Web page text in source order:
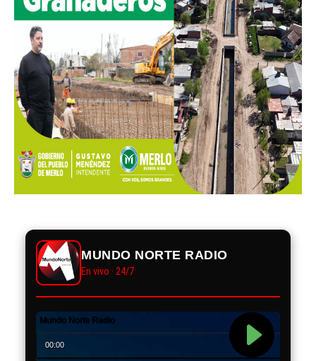
MUNDO NORTE RADIO
En vivo · 24/7